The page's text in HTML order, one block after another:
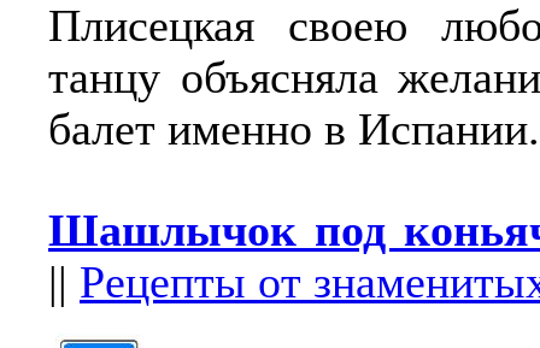
Плисецкая своею
танцу объясняла
балет именно в Испании.
Шашлычок под
|| Рецепты от